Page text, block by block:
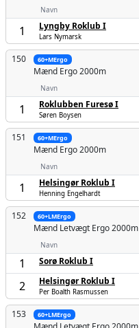
Navn
1 Lyngby Roklub I
Lars Nymarsk
150 60+MErgo
Mænd Ergo 2000m
Navn
1 Roklubben Furesø I
Søren Boysen
151 60+MErgo
Mænd Ergo 2000m
Navn
1 Helsingør Roklub I
Henning Engelhardt
152 60+LMErgo
Mænd Letvægt Ergo 2000m
Navn
1 Sorø Roklub I
2 Helsingør Roklub I
Per Boalth Rasmussen
153 60+LMErgo